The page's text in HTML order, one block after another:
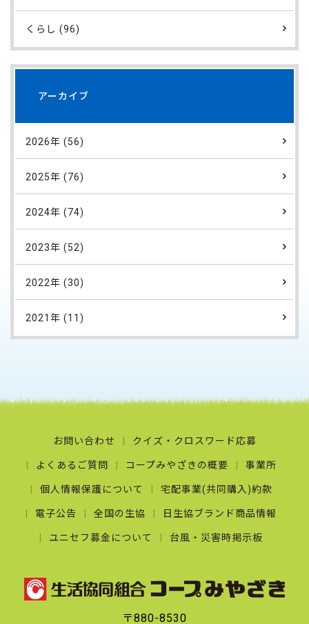
くらし (96)
アーカイブ
2026年 (56)
2025年 (76)
2024年 (74)
2023年 (52)
2022年 (30)
2021年 (11)
お問い合わせ クイズ・クロスワード応募
よくあるご質問 コープみやざきの概要 事業所
個人情報保護について 宅配事業(共同購入)約款
電子公告 全国の生協 日生協ブランド商品情報
ユニセフ募金について 台風・災害時掲示板
〒880-8530